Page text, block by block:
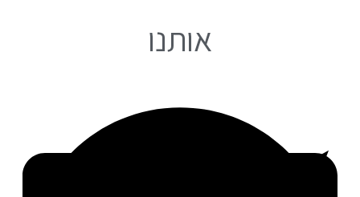
אותנו